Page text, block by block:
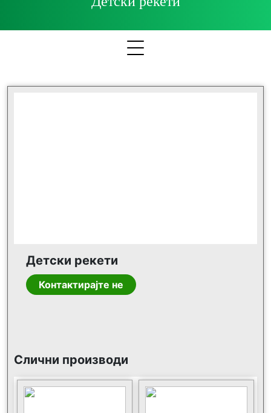
Детски рекети
Контактирајте не
Слични производи